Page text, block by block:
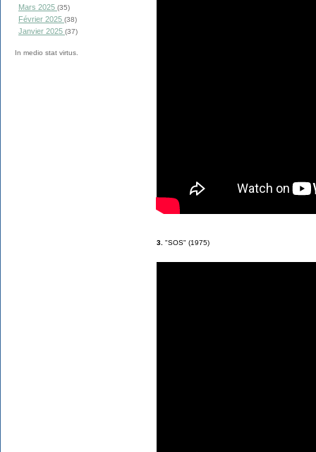
Mars 2025 (35)
Février 2025 (38)
Janvier 2025 (37)
In medio stat virtus.
3. "SOS" (1975)